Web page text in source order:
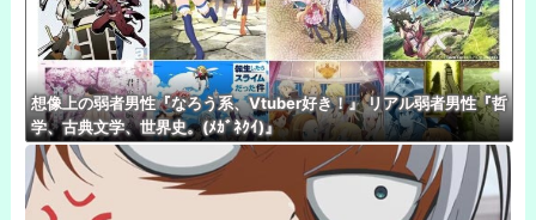
想像上の弱者男性『なろう系、Vtuber好き！』 リアル弱者男性『哲
学、古典文学、世界史。(ﾒｶﾞﾈｸｲ)』